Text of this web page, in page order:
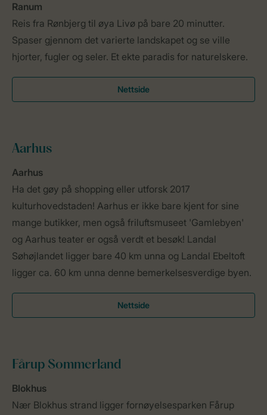
Ranum
Reis fra Rønbjerg til øya Livø på bare 20 minutter.
Spaser gjennom det varierte landskapet og se ville
hjorter, fugler og seler. Et ekte paradis for naturelskere.
Nettside
Aarhus
Aarhus
Ha det gøy på shopping eller utforsk 2017
kulturhovedstaden! Aarhus er ikke bare kjent for sine
mange butikker, men også friluftsmuseet 'Gamlebyen'
og Aarhus teater er også verdt et besøk! Landal
Søhøjlandet ligger bare 40 km unna og Landal Ebeltoft
ligger ca. 60 km unna denne bemerkelsesverdige byen.
Nettside
Fårup Sommerland
Blokhus
Nær Blokhus strand ligger fornøyelsesparken Fårup